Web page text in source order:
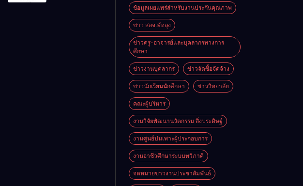
ข้อมูลเผยแพร่สำหรับงานประกันคุณภาพ
ข่าว สอจ.พัทลุง
ข่าวครู-อาจารย์และบุคลากรทางการ
ศึกษา
ข่าวงานบุคลากร ข่าวจัดซื้อจัดจ้าง
ข่าวนักเรียนนักศึกษา ข่าววิทยาลัย
คณะผู้บริหาร
งานวิจัยพัฒนานวัตกรรม สิ่งประดิษฐ์
งานศูนย์บ่มเพาะผู้ประกอบการ
งานอาชีวศึกษาระบบทวิภาคี
จดหมายข่าวงานประชาสัมพันธ์